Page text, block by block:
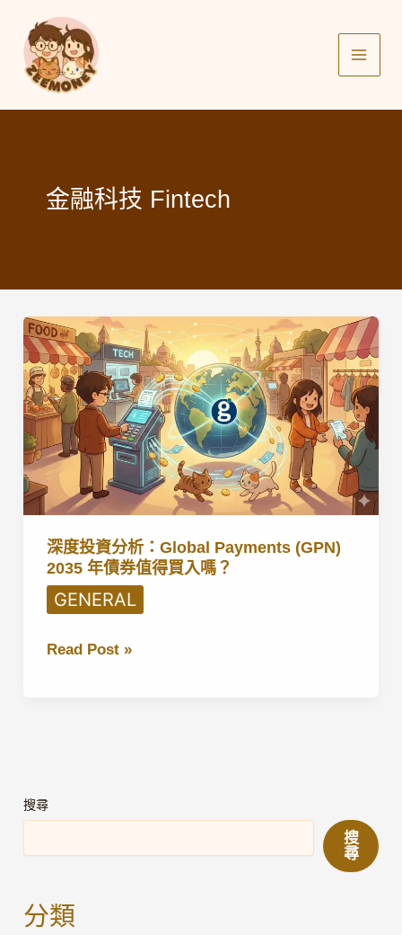
content
金融科技 Fintech
深度投資分析：Global Payments (GPN)
2035 年債券值得買入嗎？
GENERAL
深
Global
Payments
年
債
Read Post »
搜尋
搜
尋
分類